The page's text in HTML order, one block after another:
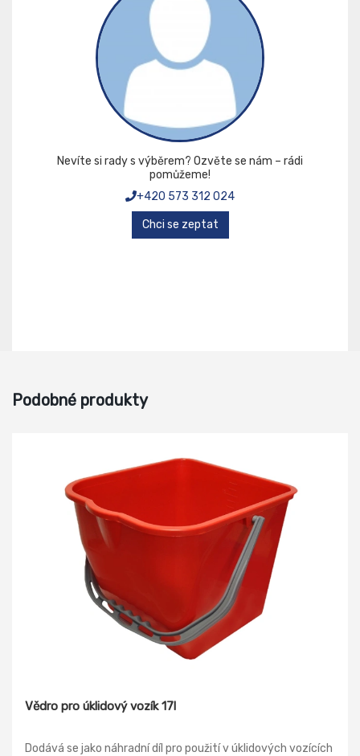
Nevíte si rady s výběrem? Ozvěte se nám – rádi
pomůžeme!
+420 573 312 024
Chci se zeptat
Podobné produkty
Vědro pro úklidový vozík 17l
Dodává se jako náhradní díl pro použití v úklidových vozících